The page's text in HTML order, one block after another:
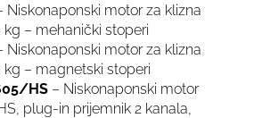
Niskonaponski motor za klizna
– mehanički stoperi
Niskonaponski motor za klizna
– magnetski stoperi
HS – Niskonaponski motor
plug-in prijemnik 2 kanala,